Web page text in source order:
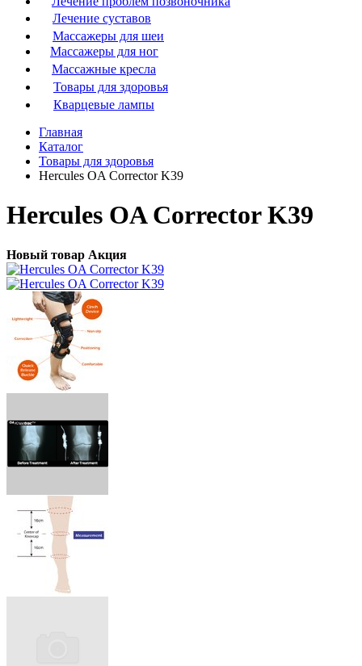
Лечение суставов
Массажеры для шеи
Массажеры для ног
Массажные кресла
Товары для здоровья
Кварцевые лампы
Главная
Каталог
Товары для здоровья
Hercules OA Corrector K39
Hercules OA Corrector K39
Новый товар Акция